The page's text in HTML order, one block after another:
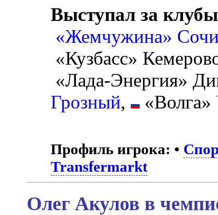
Выступал за
«Жемчужина»
«Кузбасс»
«Лада-Энергия»
Грозный, «Волга»
Профиль игрока: •
Transfermarkt
Олег Акулов в